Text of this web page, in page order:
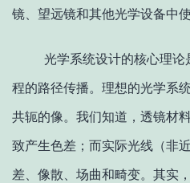
镜、望远镜和其他光学设备中
光学系统设计的核心理
程的路径传播。理想的光学系
共轭的像。我们知道，透镜材
致产生色差；而实际光线（非
差、像散、场曲和畸变。其实